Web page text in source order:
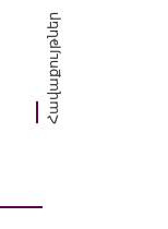
Հավաքույթներ